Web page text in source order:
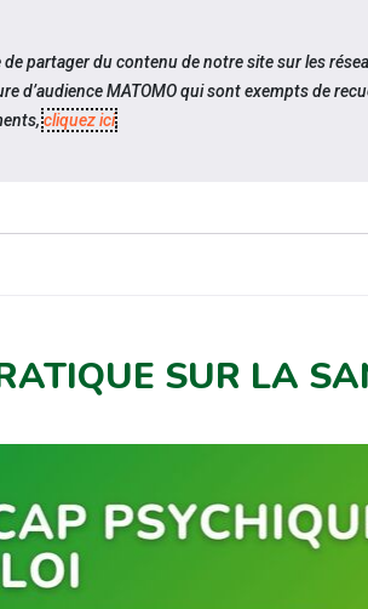
SUR LA
partager du contenu de notre site sur les
d’audience MATOMO qui sont exempts de
cliquez ici.